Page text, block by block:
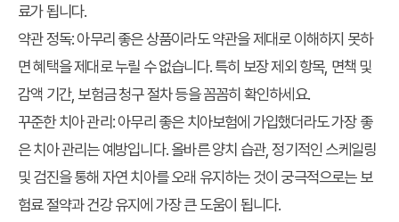
료가 됩니다.
약관 정독:아무리 좋은 상품이라도 약관을 제대로 이해하지 못하
면 혜택을 제대로 누릴 수 없습니다. 특히 보장 제외 항목, 면책 및
감액 기간, 보험금 청구 절차 등을 꼼꼼히 확인하세요.
꾸준한 치아 관리:아무리 좋은 치아보험에 가입했더라도 가장 좋
은 치아 관리는 예방입니다. 올바른 양치 습관, 정기적인 스케일링
및 검진을 통해 자연 치아를 오래 유지하는 것이 궁극적으로는 보
험료 절약과 건강 유지에 가장 큰 도움이 됩니다.